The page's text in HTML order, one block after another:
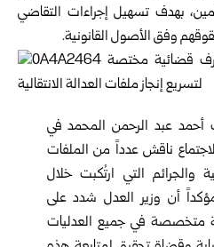
بهدف تسهيل إجراءات التقاضي
وفق الأصول القانونية.
عبد الرحمن المحمد في
ناقش عدداً من الملفات
والجرائم التي ارتُكبت خلال
أن وزير العدل شدد على
متخصصة في جميع العدليات